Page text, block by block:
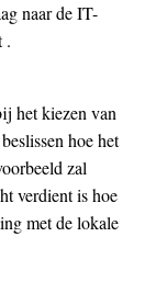
naar de IT-
.
het kiezen van
hoe het
zal
verdient is hoe
met de lokale